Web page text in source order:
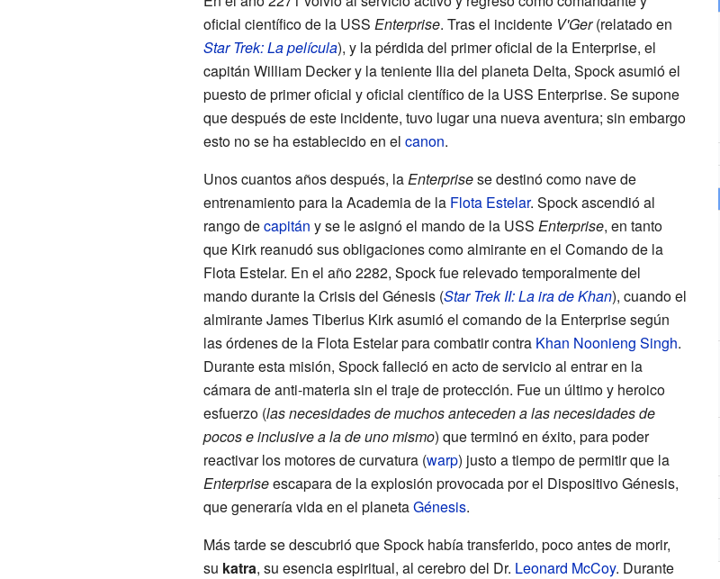
oficial científico de la USS Enterprise. Tras el incidente V'Ger(relatado en
Star Trek: La película), y la pérdida del primer oficial de la Enterprise, el
capitán William Deckery la teniente Ilia del planeta Delta, Spock asumió el
puesto de primer oficial y oficial científico de la USS Enterprise. Se supone
que después de este incidente, tuvo lugar una nueva aventura; sin embargo
esto no se ha establecido en el canon.
Unos cuantos años después, la Enterprisese destinó como nave de
entrenamiento para la Academia de la Flota Estelar. Spock ascendió al
rango decapitán y se le asignó el mando de la USS Enterprise, en tanto
que Kirk reanudó sus obligaciones como almirante en el Comando de la
Flota Estelar. En el año 2282, Spock fue relevado temporalmente del
mando durante la Crisis del Génesis (Star Trek II: La ira de Khan), cuando el
almirante James Tiberius Kirk asumió el comando de la Enterprise según
las órdenes de la Flota Estelar para combatir contra Khan Noonieng Singh.
Durante esta misión, Spock falleció en acto de servicio al entrar en la
cámara de anti-materia sin el traje de protección. Fue un último y heroico
esfuerzo (las necesidades de muchos anteceden a las necesidades de
pocos e inclusive a la de uno mismo) que terminó en éxito, para poder
reactivar los motores de curvatura (warp) justo a tiempo de permitir que la
Enterpriseescapara de la explosión provocada por el Dispositivo Génesis,
que generaría vida en el planetaGénesis.
Más tarde se descubrió que Spock había transferido, poco antes de morir,
su katra, su esencia espiritual, al cerebro del Dr. Leonard McCoy. Durante